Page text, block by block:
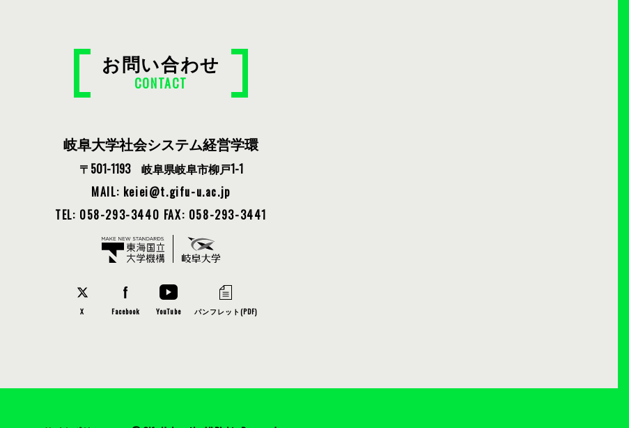
お問い合わせ
CONTACT
岐阜大学社会システム経営学環
〒501-1193 岐阜県岐阜市柳戸1-1
MAIL: keiei
t.gifu-u.ac.jp
TEL: 058-293-3440 FAX: 058-293-3441
X Facebook YouTube パンフレット(PDF)